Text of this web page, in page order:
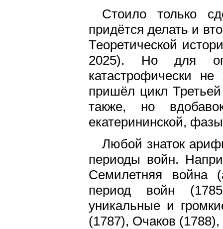
Стоило только
придётся делать и
Теоретической
2025). Но для
катастрофически
пришёл цикл
также, но
екатерининской,
Любой знаток
периоды войн.
Семилетняя война
период войн
уникальные и
(1787), Очаков